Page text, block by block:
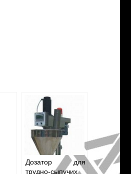
Дозатор для
трудно-сыпучих